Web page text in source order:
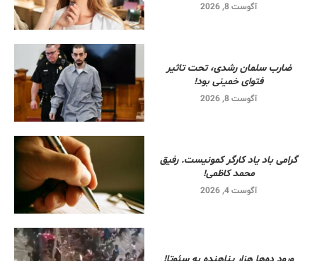
آگوست 8, 2026
ضارب سلمان رشدی، تحت تاثیر
فتوای خمینی بود!
آگوست 8, 2026
گرامی باد یاد کارگر کمونیست. رفیق
محمد کاظمی!
آگوست 4, 2026